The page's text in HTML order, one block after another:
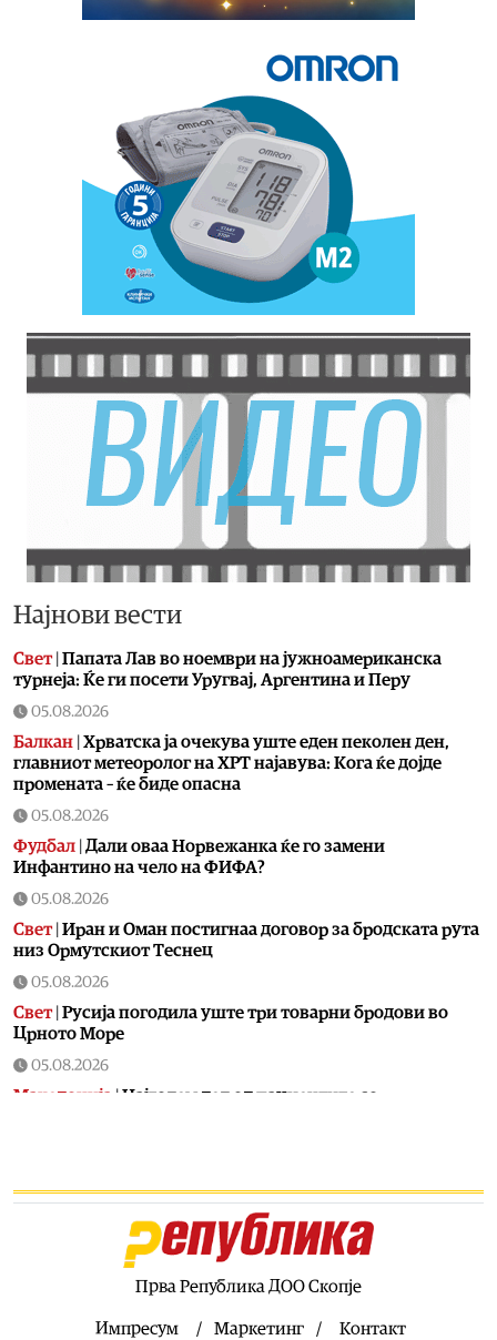
Најнови вести
Свет| Папата Лав во ноември на јужноамериканска
турнеја: Ќе ги посети Уругвај, Аргентина и Перу
05.08.2026
Балкан Хрватска ја очекува уште еден пеколен ден,
главниот метеоролог на ХРТ најавува: Кога ќе дојде
промената – ќе биде опасна
05.08.2026
Фудбал Дали оваа Норвежанка ќе го замени
Инфантино на чело на ФИФА?
05.08.2026
Свет| Иран и Оман постигнаа договор за бродската рута
низ Ормутскиот Теснец
05.08.2026
Свет| Русија погодила уште три товарни бродови во
Црното Море
05.08.2026
Македонија |Најголем дел од пациентите сo
запалена трева при сечење со брусилица
Нуклеарката Кршко во Словенија го намалува
производството за 20% поради нискиот водостој на
05.08.2026
Прва Република ДОО Скопје
Импресум Маркетинг Контакт